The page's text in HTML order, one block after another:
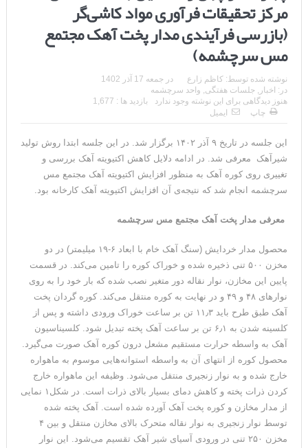
مرکز تحقیقات فرآوری مواد کاشی‌گر
(بازرسی فرآیندی مدار پخت آهک مجتمع
مس سرچشمه)
نوشته شده توسط: کاظم زارع در جمعه 17 آذر 1402
در: اخبار , جلسات هفتگی, واحد سرچشمه
هنوز دیدگاهی برای این نوشته وجود ندارد
بازدید ها : 1,677
چاپ
ایمیل
این جلسه در تاریخ ۹ آذر ۱۴۰۲ برگزار شد. در این جلسه ابتدا روش تولید
شیرآهک معرفی شد. در ادامه دلایل کاهش اکتیویته آهک بررسی و
تغییری روی کوره آهک به منظور افزایش اکتیویته آهک مجتمع مس
سرچشمه انجام شد که نتیجه‌ی آن افزایش اکتیویته آهک کارخانه بود.
معرفی مدار پخت آهک مجتمع مس سرچشمه
محصول مدار خردایش (سنگ آهک خام با ابعاد ۶-۱۹ میلیمتر) در دو
مخزن ۵۰۰ تنی ذخیره شده و خوراک کوره را تامین می‌کند. در قسمت
پایین این مخازن، نوار نقاله دور متغیر نصب شده که بار خود را به روی
نوارهای ۴۸ و ۴۹ و در نهایت به کوره منتقل می‌کند. کوره گردان پخت
آهک طبق طرح باید ۱۱٫۳ تن بر ساعت خوراک ورودی داشته و پس از
کلسینه شدن به ۶٫۱ تن بر ساعت آهک پخته تبدیل شود. کلسیناسیون
آهک به واسطه حرارت مستقیم مشعل درون کوره آهک صورت می‌گیرد.
محصول کوره از انتهای آن به واسطه استوانه‌هایی موسوم به ماهواره
خارج شده و به نوار زنجیری منتقل می‌شود. وظیفه این ماهواره خارج
کردن ذرات پخته و کاهش دمای بسیار بالای ذرات است. در شکل۱ نمایی
از مدار مخازن و کوره پخت آهک آورده شده است. آهک پخته شده
توسط نوار زنجیری به نوار نقاله متحرک بالای مخازن منتقل و بین ۴
مخزن ۲۵۰ تنی در ورودی آسیای شیر آهک تقسیم می‌شود. این نوار